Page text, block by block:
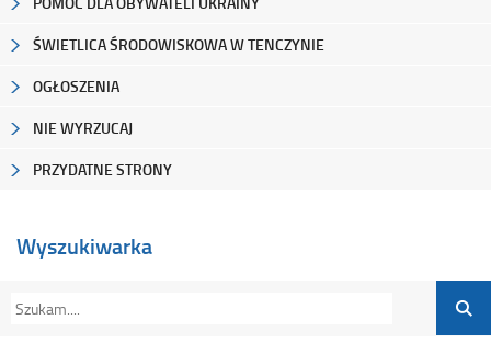
ŚWIETLICA ŚRODOWISKOWA W TENCZYNIE
OGŁOSZENIA
NIE WYRZUCAJ
PRZYDATNE STRONY
Wyszukiwarka